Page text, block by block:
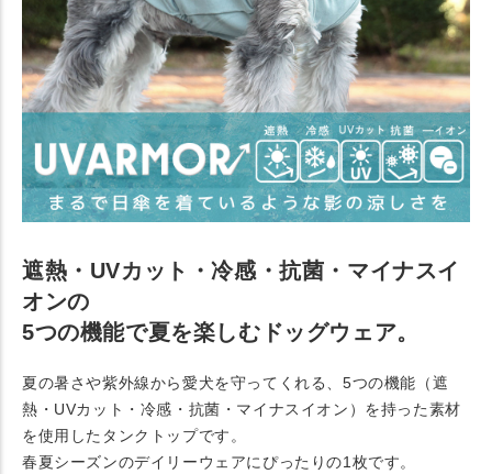
遮熱・UVカット・冷感・抗菌・マイナスイ
オンの
5つの機能で夏を楽しむドッグウェア。
夏の暑さや紫外線から愛犬を守ってくれる、5つの機能（遮
熱・UVカット・冷感・抗菌・マイナスイオン）を持った素材
を使用したタンクトップです。
春夏シーズンのデイリーウェアにぴったりの1枚です。